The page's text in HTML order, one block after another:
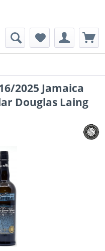
2025 Jamaica
Douglas Laing